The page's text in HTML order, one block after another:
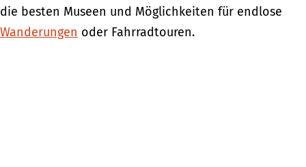
die besten Museen und Möglichkeiten für endlose
Wanderungen oder Fahrradtouren.